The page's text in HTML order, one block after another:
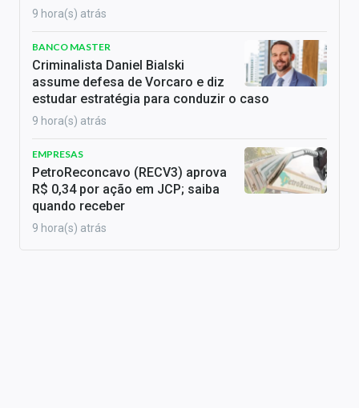
9 hora(s) atrás
BANCO MASTER
Criminalista Daniel Bialski
assume defesa de Vorcaro e diz
estudar estratégia para conduzir o caso
9 hora(s) atrás
EMPRESAS
PetroReconcavo (RECV3) aprova
R$ 0,34 por ação em JCP; saiba
quando receber
9 hora(s) atrás